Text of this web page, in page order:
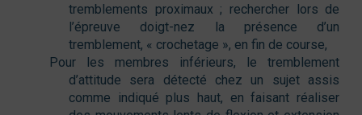
tremblements proximaux ; rechercher lors de
l’épreuve doigt-nez la présence d’un
tremblement, « crochetage », en fin de course,
Pour les membres inférieurs, le tremblement
d’attitude sera détecté chez un sujet assis
comme indiqué plus haut, en faisant réaliser